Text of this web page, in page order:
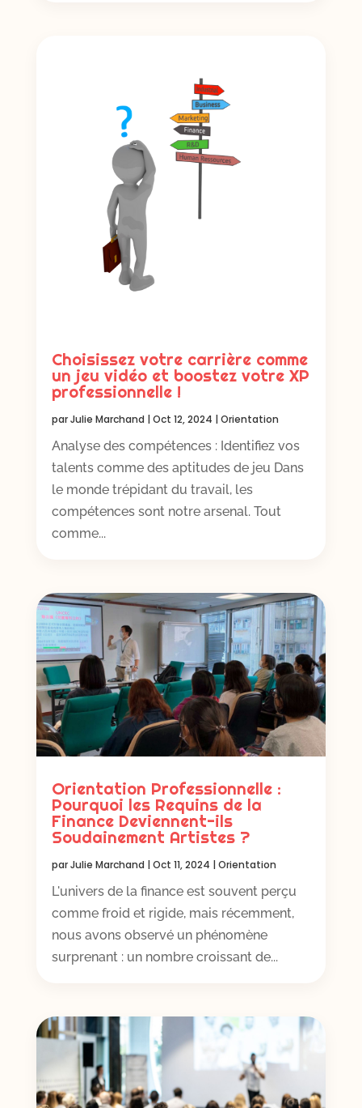
Choisissez votre carrière comme
un jeu vidéo et boostez votre XP
professionnelle !
parJulie Marchand | Oct 12, 2024 | Orientation
Analyse des compétences : Identifiez vos
talents comme des aptitudes de jeu Dans
le monde trépidant du travail, les
compétences sont notre arsenal. Tout
comme...
Orientation Professionnelle :
Pourquoi les Requins de la
Finance Deviennent-ils
Soudainement Artistes ?
parJulie Marchand | Oct 11, 2024 | Orientation
L'univers de la finance est souvent perçu
comme froid et rigide, mais récemment,
nous avons observé un phénomène
surprenant : un nombre croissant de...